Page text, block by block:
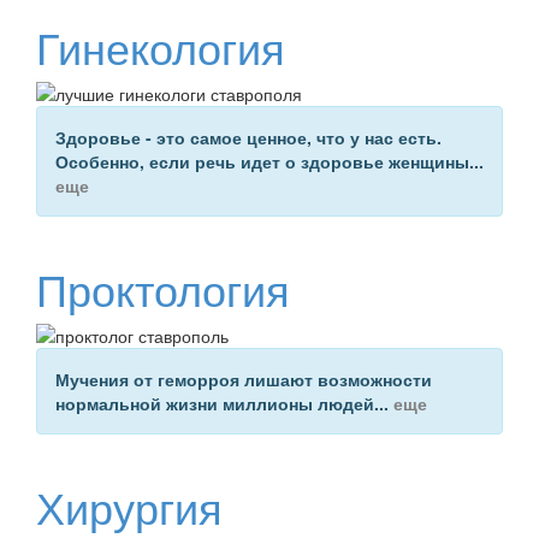
Гинекология
Здоровье - это самое ценное, что у нас есть.
Особенно, если речь идет о здоровье женщины...
еще
Проктология
Мучения от геморроя лишают возможности
нормальной жизни миллионы людей... еще
Хирургия